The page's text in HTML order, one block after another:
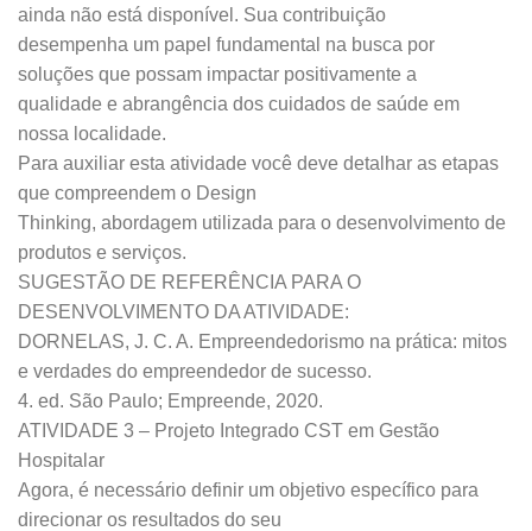
ainda não está disponível. Sua contribuição
desempenha um papel fundamental na busca por
soluções que possam impactar positivamente a
qualidade e abrangência dos cuidados de saúde em
nossa localidade.
Para auxiliar esta atividade você deve detalhar as etapas
que compreendem o Design
Thinking, abordagem utilizada para o desenvolvimento de
produtos e serviços.
SUGESTÃO DE REFERÊNCIA PARA O
DESENVOLVIMENTO DA ATIVIDADE:
DORNELAS, J. C. A. Empreendedorismo na prática: mitos
e verdades do empreendedor de sucesso.
4. ed. São Paulo; Empreende, 2020.
ATIVIDADE 3 – Projeto Integrado CST em Gestão
Hospitalar
Agora, é necessário definir um objetivo específico para
direcionar os resultados do seu